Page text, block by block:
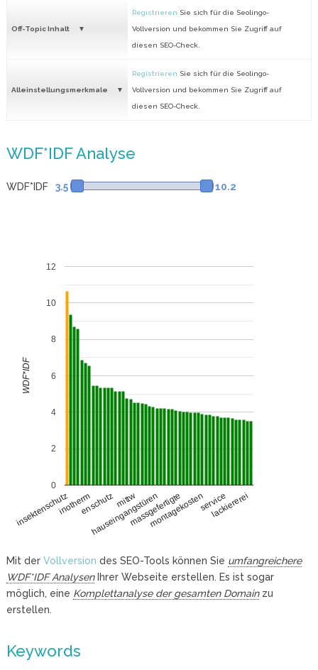
Off-Topic Inhalt
Registrieren Sie sich für die Seolingo-
Vollversion und bekommen Sie Zugriff auf
diesen SEO-Check.
Alleinstellungsmerkmale
Registrieren Sie sich für die Seolingo-
Vollversion und bekommen Sie Zugriff auf
diesen SEO-Check.
WDF*IDF Analyse
WDF*IDF 3.5 10.2
insektenschutzinothermenschutzmittw
hauseingangstüren
massgefertigte
montagekostenservice
lackiererei
0
2
4
6
8
10
12
WDF*IDF
Mit der Vollversion des SEO-Tools können Sie umfangreichere
WDF*IDF AnalysenIhrer Webseite erstellen. Es ist sogar
möglich, eine Komplettanalyse der gesamten Domainzu
erstellen.
Keywords